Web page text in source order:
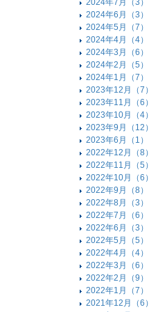
2024年7月（3）
2024年6月（3）
2024年5月（7）
2024年4月（4）
2024年3月（6）
2024年2月（5）
2024年1月（7）
2023年12月（7）
2023年11月（6）
2023年10月（4）
2023年9月（12）
2023年6月（1）
2022年12月（8）
2022年11月（5）
2022年10月（6）
2022年9月（8）
2022年8月（3）
2022年7月（6）
2022年6月（3）
2022年5月（5）
2022年4月（4）
2022年3月（6）
2022年2月（9）
2022年1月（7）
2021年12月（6）